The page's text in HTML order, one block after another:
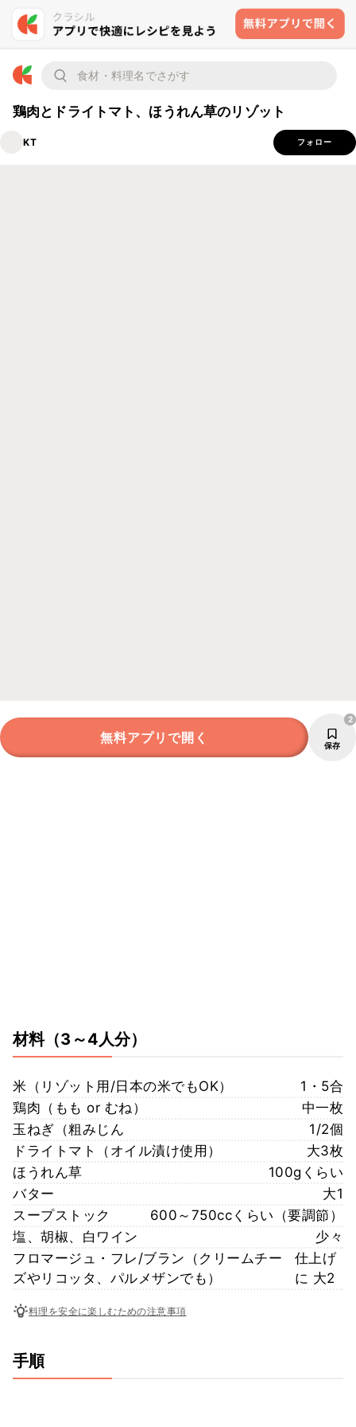
鶏肉とドライトマト、ほうれん草のリゾット
KT フォロー
無料アプリで開く 保存
2
材料（3～4人分）
米（リゾット用/日本の米でもOK）
1・5合
鶏肉（もも or むね）
中一枚
玉ねぎ（粗みじん
1/2個
ドライトマト（オイル漬け使用）
大3枚
ほうれん草
100gくらい
バター
大1
スープストック
600～750ccくらい（要調節）
塩、胡椒、白ワイン
少々
フロマージュ・フレ/ブラン（クリームチー
ズやリコッタ、パルメザンでも）
仕上げ
に 大2
料理を安全に楽しむための注意事項
手順